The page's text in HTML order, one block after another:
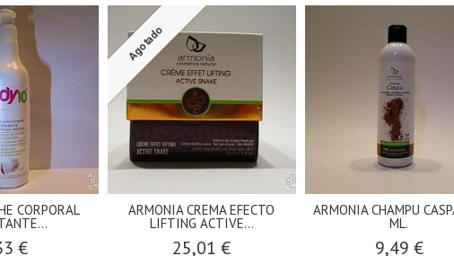
CORPORAL
€
Agotado
ARMONIA CREMA EFECTO
LIFTING ACTIVE...
25,01 €
ARMONIA CHAMPU
ML.
9,49 €